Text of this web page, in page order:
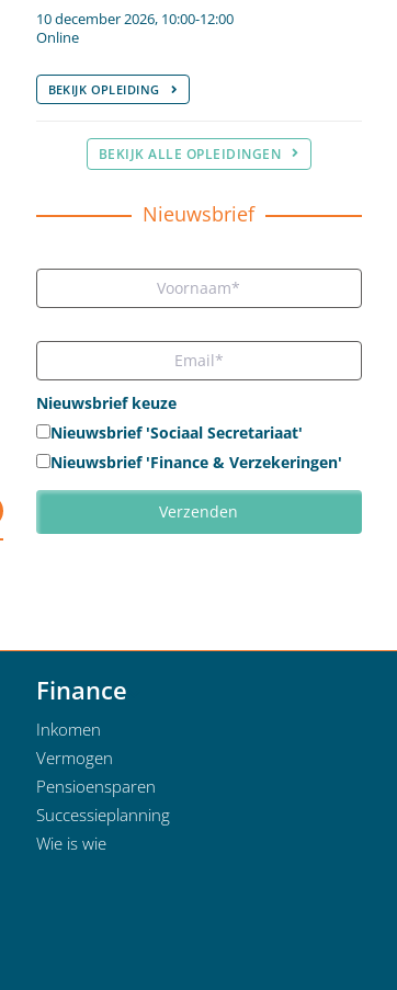
10 december 2026, 10:00-12:00
Online
BEKIJK OPLEIDING
BEKIJK ALLE OPLEIDINGEN
Nieuwsbrief
Nieuwsbrief keuze
Nieuwsbrief 'Sociaal Secretariaat'
Nieuwsbrief 'Finance & Verzekeringen'
Finance
Inkomen
Vermogen
Pensioensparen
Successieplanning
Wie is wie